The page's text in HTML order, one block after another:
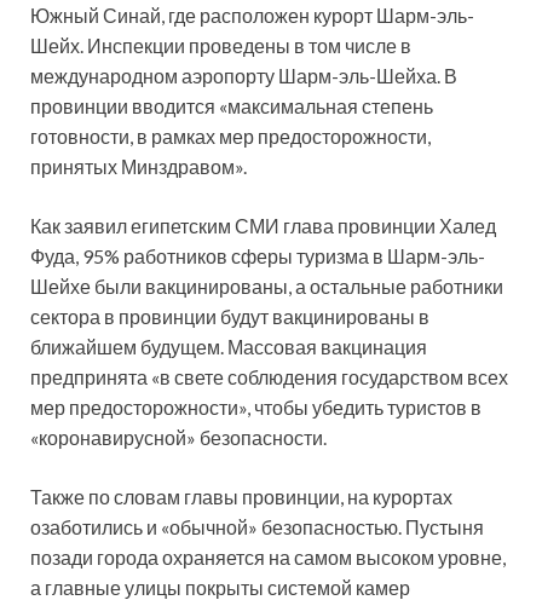
Южный Синай, где расположен курорт Шарм-эль-
Шейх. Инспекции проведены в том числе в
международном аэропорту Шарм-эль-Шейха. В
провинции вводится «максимальная степень
готовности, в рамках мер предосторожности,
принятых Минздравом».
Как заявил египетским СМИ глава провинции Халед
Фуда, 95% работников сферы туризма в Шарм-эль-
Шейхе были вакцинированы, а остальные работники
сектора в провинции будут вакцинированы в
ближайшем будущем. Массовая вакцинация
предпринята «в свете соблюдения государством всех
мер предосторожности», чтобы убедить туристов в
«коронавирусной» безопасности.
Также по словам главы провинции, на курортах
озаботились и «обычной» безопасностью. Пустыня
позади города охраняется на самом высоком уровне,
а главные улицы покрыты системой камер